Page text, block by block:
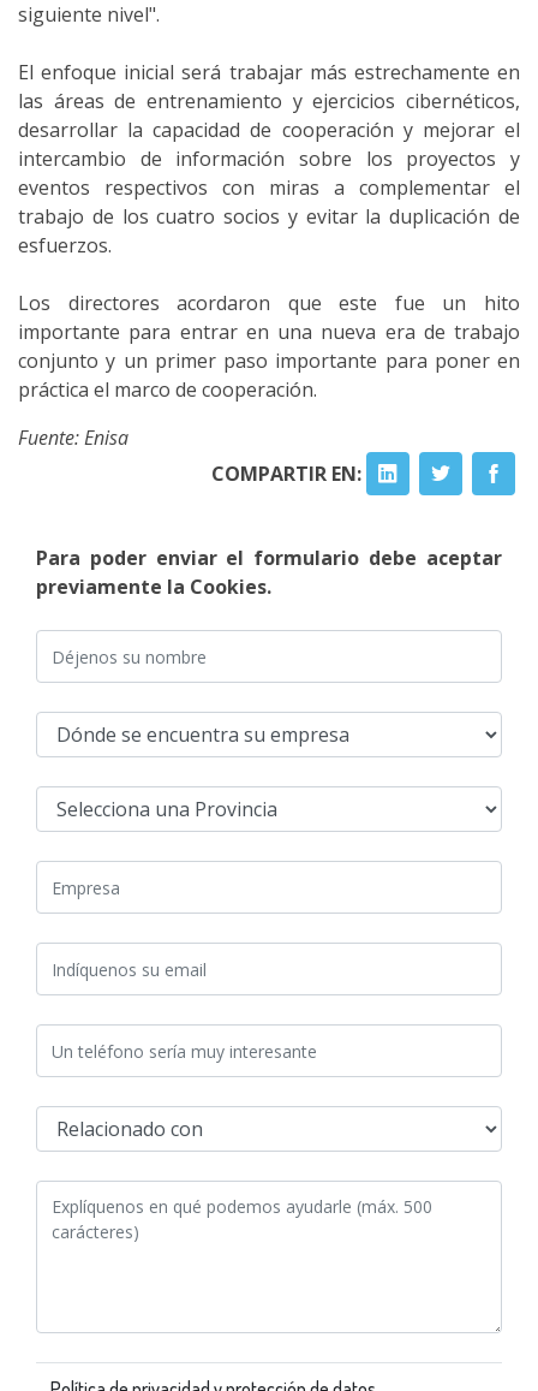
siguiente nivel".
El enfoque inicial será trabajar más estrechamente en
las áreas de entrenamiento y ejercicios cibernéticos,
desarrollar la capacidad de cooperación y mejorar el
intercambio de información sobre los proyectos y
eventos respectivos con miras a complementar el
trabajo de los cuatro socios y evitar la duplicación de
esfuerzos.
Los directores acordaron que este fue un hito
importante para entrar en una nueva era de trabajo
conjunto y un primer paso importante para poner en
práctica el marco de cooperación.
Fuente: Enisa
COMPARTIR EN:
Para poder enviar el formulario debe aceptar
previamente la Cookies.